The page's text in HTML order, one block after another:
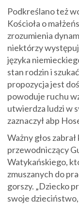
Podkreślano też
Kościoła o
zrozumienia
niektórzy
języka
stan rodzin i
propozycja jest
powoduje ruchu
utwierdza ludzi w
zaznaczył abp
Ważny głos zabrał
przewodniczący
Watykańskiego,
zmuszanych do
gorszy. „Dziecko
swoje